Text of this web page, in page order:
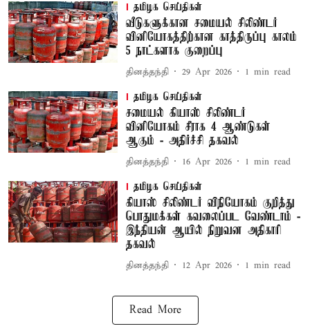
தமிழக செய்திகள்
வீடுகளுக்கான சமையல் சிலிண்டர்
வினியோகத்திற்கான காத்திருப்பு காலம்
5 நாட்களாக குறைப்பு
தினத்தந்தி 29 Apr 2026 1 min read
தமிழக செய்திகள்
சமையல் கியாஸ் சிலிண்டர்
வினியோகம் சீராக 4 ஆண்டுகள்
ஆகும் - அதிர்ச்சி தகவல்
தினத்தந்தி 16 Apr 2026 1 min read
தமிழக செய்திகள்
கியாஸ் சிலிண்டர் விநியோகம் குறித்து
பொதுமக்கள் கவலைப்பட வேண்டாம் -
இந்தியன் ஆயில் நிறுவன அதிகாரி
தகவல்
தினத்தந்தி 12 Apr 2026 1 min read
Read More